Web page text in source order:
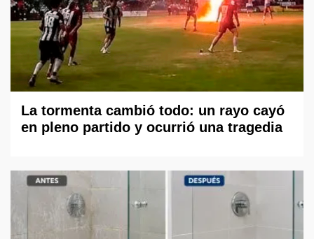
La tormenta cambió todo: un rayo cayó
en pleno partido y ocurrió una tragedia